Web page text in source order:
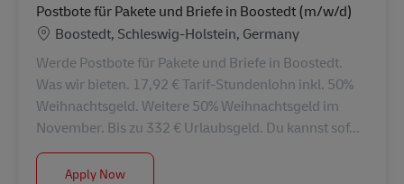
Postbote für Pakete und Briefe in Boostedt (m/w/d)
Location
Boostedt, Schleswig-Holstein, Germany
Werde Postbote für Pakete und Briefe in Boostedt.
Was wir bieten. 17,92 € Tarif-Stundenlohn inkl. 50%
Weihnachtsgeld. Weitere 50% Weihnachtsgeld im
November. Bis zu 332 € Urlaubsgeld. Du kannst sof...
Apply NowPostbote für Pakete und Briefe in Boostedt (m/w/